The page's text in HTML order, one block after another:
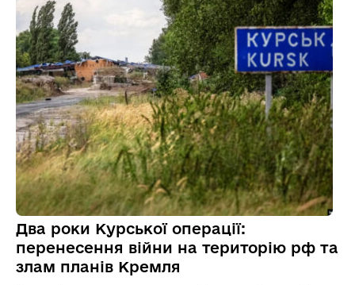
Два роки Курської операції:
перенесення війни на територію рф та
злам планів Кремля